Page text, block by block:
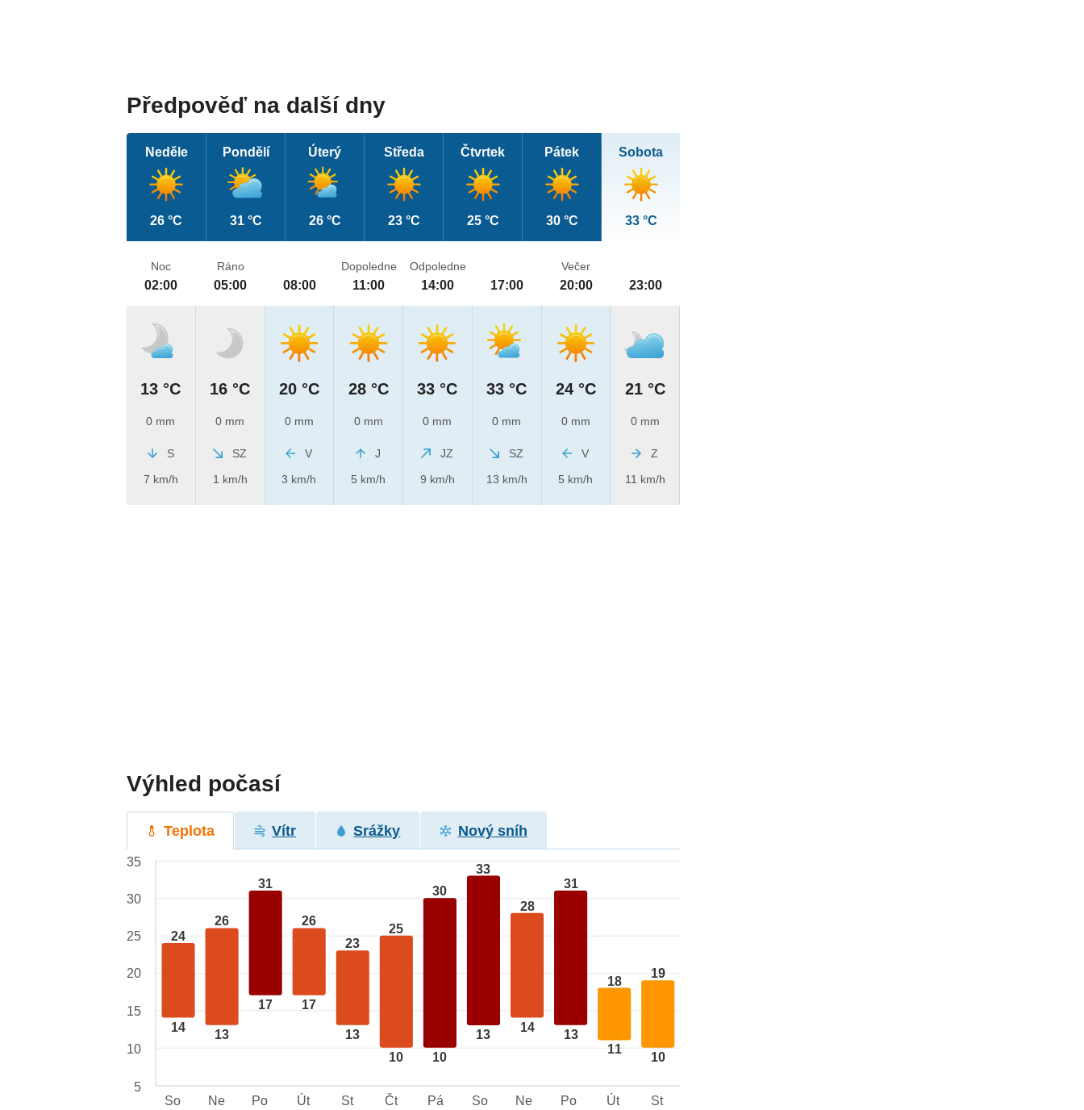
Předpověď na další dny
Neděle
26 °C
Pondělí
31 °C
Úterý
26 °C
Středa
23 °C
Čtvrtek
25 °C
Pátek
30 °C
Sobota
33 °C
Noc
02:00
13 °C
0 mm
S
7 km/h
Ráno
05:00
16 °C
0 mm
SZ
1 km/h
08:00
20 °C
0 mm
V
3 km/h
Dopoledne
11:00
28 °C
0 mm
J
5 km/h
Odpoledne
14:00
33 °C
0 mm
JZ
9 km/h
17:00
33 °C
0 mm
SZ
13 km/h
Večer
20:00
24 °C
0 mm
V
5 km/h
23:00
21 °C
0 mm
Z
11 km/h
Výhled počasí
Teplota Vítr Srážky Nový sníh
24
14
26
13
31
17
26
17
23
13
25
10
30
10
33
13
28
14
31
13
18
11
19
10
35
30
25
20
15
10
5
So
Ne Po Út St Čt Pá So Ne Po Út St